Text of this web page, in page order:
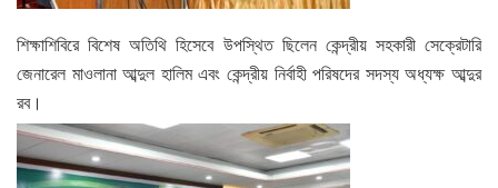
শিক্ষাশিবিরে বিশেষ অতিথি হিসেবে উপস্থিত ছিলেন কেন্দ্রীয় সহকারী সেক্রেটারি
জেনারেল মাওলানা আব্দুল হালিম এবং কেন্দ্রীয় নির্বাহী পরিষদের সদস্য অধ্যক্ষ আব্দুর
রব।